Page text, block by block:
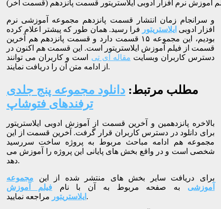
آموزش نرم افزار ادوبی ایلاستریتور قسمت پانزدهم (قسمت آخر)
و سرانجام زمان انتشار قسمت پانزدهم مجموعه آموزشی نرم
افزار ادوبی ایلاستریتور فرا رسید. همان طور که پیشتر اعلام کرده
بودیم، این مجموعه ۱۵ قسمت دارد و قسمت پانزدهم هم آخرین
قسمت از فیلم آموزش ایلاستریتور است. این قسمت هم اکنون در
دسترس کاربران وبسایت مقاله آی تی است و کاربران می توانند
از ادامه متن آن را دریافت نمایند.
مطلب مرتبط: دانلود مجموعه پنج جلدی
ترفندهای فتوشاپ
بالاخره پانزدهمین و آخرین قسمت از آموزش ادوبی ایلاستریتور
برای دانلود در دسترس کاربران قرار گرفت. آخرین قسمت از این
مجموعه هم ادامه مباحث مربوط به پروژه ساخت سررسید
شخصی است و در واقع بخش های پایانی این پروژه را آموزش می
دهد.
برای دریافت سایر بخش های منتشر شده از این مجموعه
آموزشی به صفحه مربوط به آن با نام فیلم آموزش
ایلاستریتور مراجعه نمایید.